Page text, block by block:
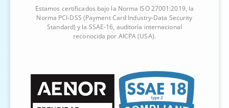
Estamos certificados bajo la Norma ISO 27001:2019, la
Norma PCI-DSS (Payment Card Industry-Data Security
Standard) y la SSAE-16, auditoría internacional
reconocida por AICPA (USA).